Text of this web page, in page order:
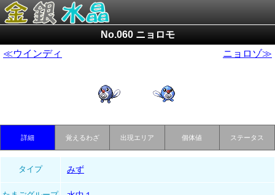
No.060 ニョロモ
≪ウインディ
ニョロゾ≫
詳細 覚えるわざ 出現エリア 個体値 ステータス
タイプ みず